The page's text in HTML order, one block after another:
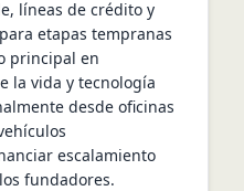
líneas de crédito y
etapas tempranas
principal en
la vida y tecnología
desde oficinas
escalamiento
fundadores.